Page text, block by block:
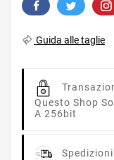
Guida alle taglie
Questo Shop
A 256bit